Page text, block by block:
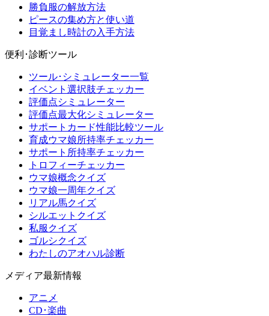
勝負服の解放方法
ピースの集め方と使い道
目覚まし時計の入手方法
便利･診断ツール
ツール･シミュレーター一覧
イベント選択肢チェッカー
評価点シミュレーター
評価点最大化シミュレーター
サポートカード性能比較ツール
育成ウマ娘所持率チェッカー
サポート所持率チェッカー
トロフィーチェッカー
ウマ娘概念クイズ
ウマ娘一周年クイズ
リアル馬クイズ
シルエットクイズ
私服クイズ
ゴルシクイズ
わたしのアオハル診断
メディア最新情報
アニメ
CD･楽曲